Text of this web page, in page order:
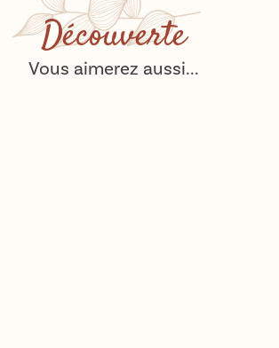
Découverte
Vous aimerez aussi...